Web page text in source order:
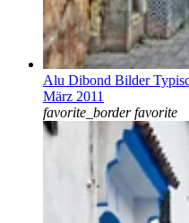
Alu Dibond Bilder
März 2011
favorite_border favorite